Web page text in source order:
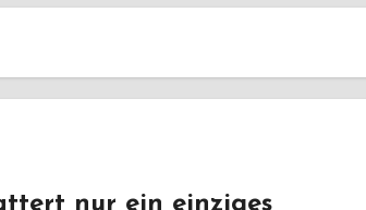
nur ein einziges